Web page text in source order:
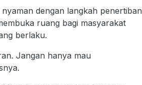
dengan langkah penertiban
ruang bagi masyarakat
berlaku.
Jangan hanya mau